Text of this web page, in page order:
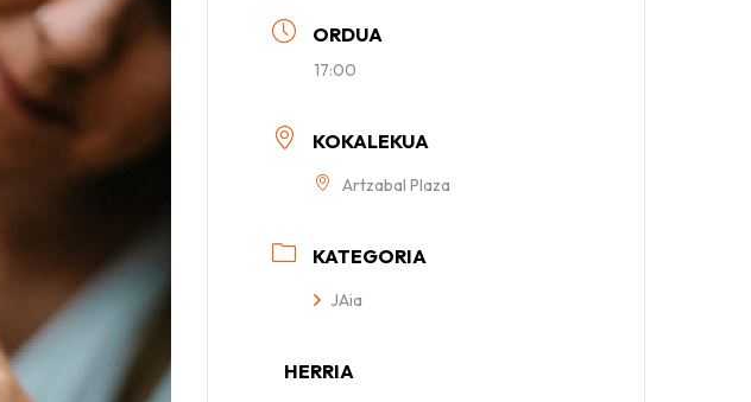
ORDUA
17:00
KOKALEKUA
Artzabal Plaza
KATEGORIA
JAia
HERRIA